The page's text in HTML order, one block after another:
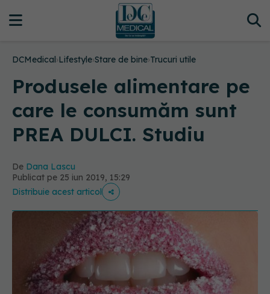
DCMedical›Lifestyle›Stare de bine›Trucuri utile
Produsele alimentare pe
care le consumăm sunt
PREA DULCI. Studiu
De Dana Lascu
Publicat pe 25 iun 2019, 15:29
Distribuie acest articol